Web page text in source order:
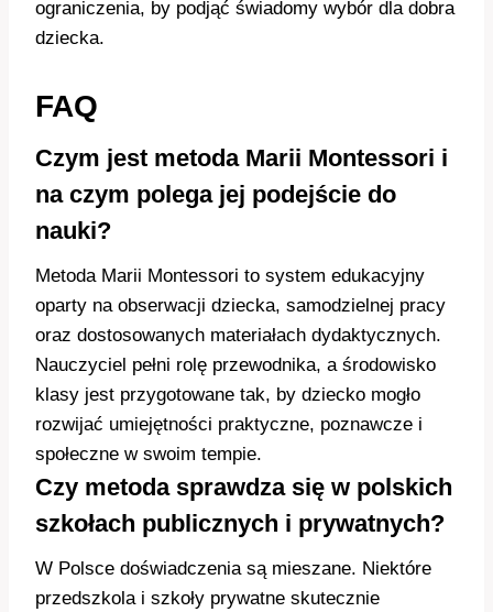
ograniczenia, by podjąć świadomy wybór dla dobra
dziecka.
FAQ
Czym jest metoda Marii Montessori i
na czym polega jej podejście do
nauki?
Metoda Marii Montessori to system edukacyjny
oparty na obserwacji dziecka, samodzielnej pracy
oraz dostosowanych materiałach dydaktycznych.
Nauczyciel pełni rolę przewodnika, a środowisko
klasy jest przygotowane tak, by dziecko mogło
rozwijać umiejętności praktyczne, poznawcze i
społeczne w swoim tempie.
Czy metoda sprawdza się w polskich
szkołach publicznych i prywatnych?
W Polsce doświadczenia są mieszane. Niektóre
przedszkola i szkoły prywatne skutecznie